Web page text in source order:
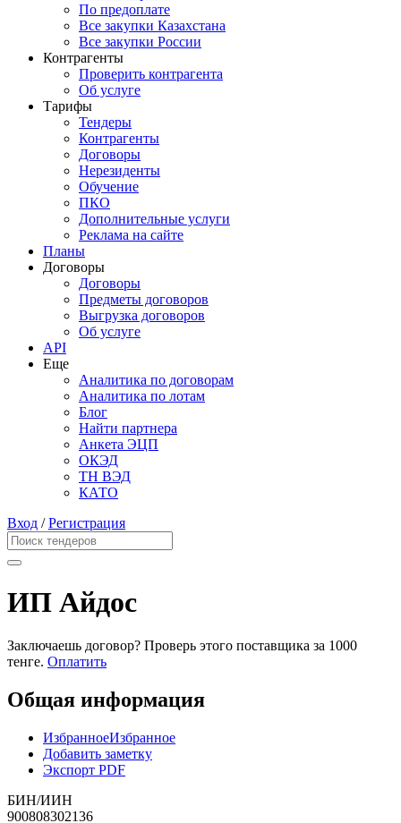
По предоплате
Все закупки Казахстана
Все закупки России
Контрагенты
Проверить контрагента
Об услуге
Тарифы
Тендеры
Контрагенты
Договоры
Нерезиденты
Обучение
ПКО
Дополнительные услуги
Реклама на сайте
Планы
Договоры
Договоры
Предметы договоров
Выгрузка договоров
Об услуге
API
Еще
Аналитика по договорам
Аналитика по лотам
Блог
Найти партнера
Анкета ЭЦП
ОКЭД
ТН ВЭД
КАТО
Вход /Регистрация
ИП Айдос
Заключаешь договор? Проверь этого поставщика за 1000
тенге. Оплатить
Общая информация
ИзбранноеИзбранное
Добавить заметку
Экспорт PDF
БИН/ИИН
900808302136